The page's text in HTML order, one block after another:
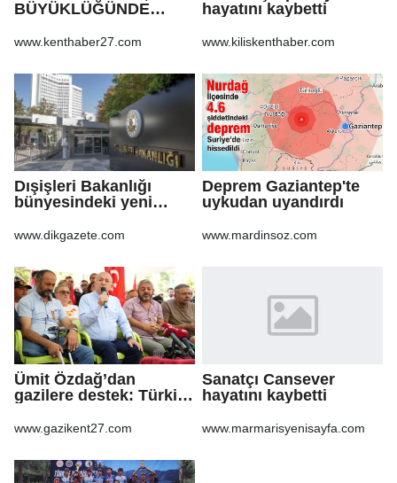
BÜYÜKLÜĞÜNDE
www.kenthaber27.com
hayatını kaybetti
www.kiliskenthaber.com
Dışişleri Bakanlığı
bünyesindeki yeni
Gazete'de
www.dikgazete.com
Deprem Gaziantep'te
uykudan uyandırdı
www.mardinsoz.com
Ümit Özdağ’dan
gazilere destek: Türkiye
taşımamalı
www.gazikent27.com
Sanatçı Cansever
hayatını kaybetti
www.marmarisyenisayfa.com